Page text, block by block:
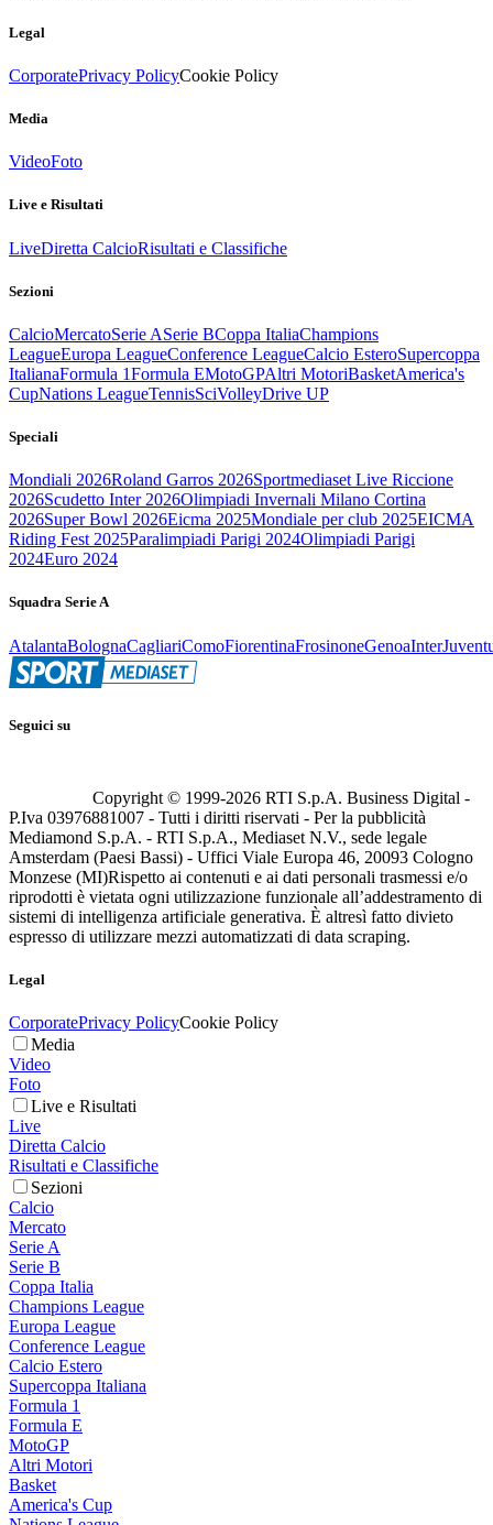
Legal
CorporatePrivacy PolicyCookie Policy
Media
VideoFoto
Live e Risultati
LiveDiretta CalcioRisultati e Classifiche
Sezioni
CalcioMercatoSerie ASerie BCoppa ItaliaChampions
LeagueEuropa LeagueConference LeagueCalcio EsteroSupercoppa
ItalianaFormula 1Formula EMotoGPAltri MotoriBasketAmerica's
CupNations LeagueTennisSciVolleyDrive UP
Speciali
Mondiali 2026Roland Garros 2026Sportmediaset Live Riccione
2026Scudetto Inter 2026Olimpiadi Invernali Milano Cortina
2026Super Bowl 2026Eicma 2025Mondiale per club 2025EICMA
Riding Fest 2025Paralimpiadi Parigi 2024Olimpiadi Parigi
2024Euro 2024
Squadra Serie A
AtalantaBolognaCagliariComoFiorentinaFrosinoneGenoaInter
Seguici su
Copyright © 1999-2026 RTI S.p.A. Business Digital -
P.Iva 03976881007 - Tutti i diritti riservati - Per la pubblicità
Mediamond S.p.A. - RTI S.p.A., Mediaset N.V., sede legale
Amsterdam (Paesi Bassi) - Uffici Viale Europa 46, 20093 Cologno
Monzese (MI)Rispetto ai contenuti e ai dati personali trasmessi e/o
riprodotti è vietata ogni utilizzazione funzionale all’addestramento di
sistemi di intelligenza artificiale generativa. È altresì fatto divieto
espresso di utilizzare mezzi automatizzati di data scraping.
Legal
CorporatePrivacy PolicyCookie Policy
Media
Video
Foto
Live e Risultati
Live
Diretta Calcio
Risultati e Classifiche
Sezioni
Calcio
Mercato
Serie A
Serie B
Coppa Italia
Champions League
Europa League
Conference League
Calcio Estero
Supercoppa Italiana
Formula 1
Formula E
MotoGP
Altri Motori
Basket
America's Cup